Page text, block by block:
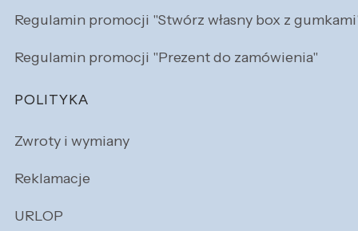
Regulamin promocji "Stwórz własny box z
Regulamin promocji "Prezent do zamówienia"
POLITYKA
Zwroty i wymiany
Reklamacje
URLOP